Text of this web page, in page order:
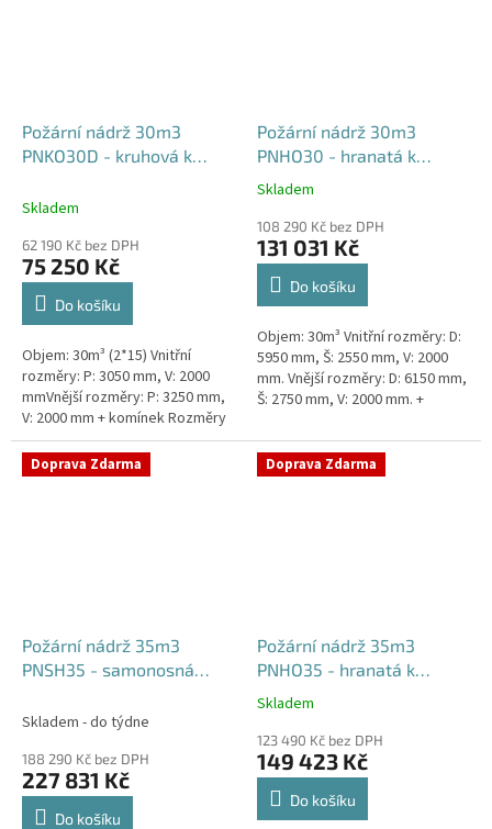
Požární nádrž 30m3
PNKO30D - kruhová k
Skladem
62 190 Kč bez DPH
75 250 Kč
Do košíku
Objem: 30m³ (2*15) Vnitřní
rozměry: P: 3050 mm, V: 2000
mmVnější rozměry: P: 3250 mm,
V: 2000 mm + komínek Rozměry
nádrže možno jakkoliv upravit -
vyrobíme nádrž na...
Požární nádrž 30m3
PNHO30 - hranatá k
obetonování
Průměrné
produktu
je
5,0
hvězdiček.
Skladem
108 290 Kč bez DPH
131 031 Kč
Do košíku
Objem: 30m³ Vnitřní rozměry: D:
5950 mm, Š: 2550 mm, V: 2000
mm. Vnější rozměry: D: 6150 mm,
Š: 2750 mm, V: 2000 mm. +
týdny od objednávky....
Doprava Zdarma
Požární nádrž 35m3
PNSH35 - samonosná
Skladem - do týdne
188 290 Kč bez DPH
227 831 Kč
Do košíku
Doprava Zdarma
Požární nádrž 35m3
PNHO35 - hranatá k
obetonování
Průměrné
produktu
je
5,0
Skladem
123 490 Kč bez DPH
149 423 Kč
Do košíku